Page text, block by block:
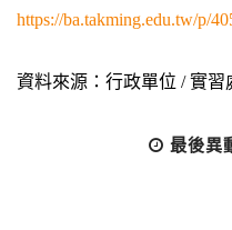
https://ba.takming.edu.tw/p/
資料來源：行政單位 / 實習
最後異